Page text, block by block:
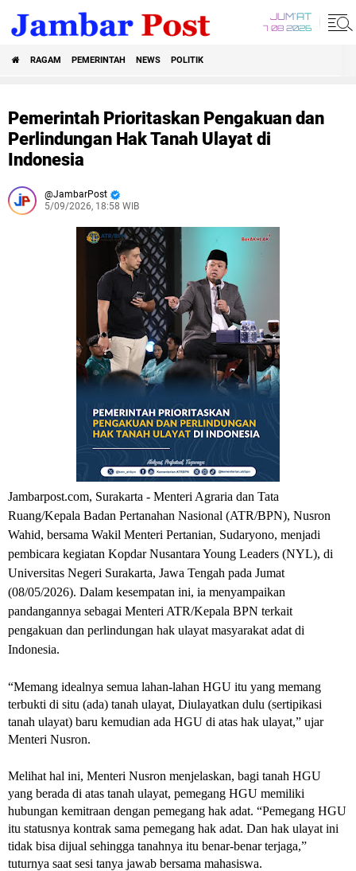
JUM'AT
7 08 2026
RAGAM PEMERINTAH NEWS POLITIK
Pemerintah Prioritaskan Pengakuan dan
Perlindungan Hak Tanah Ulayat di
Indonesia
JambarPost
5/09/2026, 18:58 WIB
Jambarpost.com, Surakarta - Menteri Agraria dan Tata
Ruang/Kepala Badan Pertanahan Nasional (ATR/BPN), Nusron
Wahid, bersama Wakil Menteri Pertanian, Sudaryono, menjadi
pembicara kegiatan Kopdar Nusantara Young Leaders (NYL), di
Universitas Negeri Surakarta, Jawa Tengah pada Jumat
(08/05/2026). Dalam kesempatan ini, ia menyampaikan
pandangannya sebagai Menteri ATR/Kepala BPN terkait
pengakuan dan perlindungan hak ulayat masyarakat adat di
Indonesia.
“Memang idealnya semua lahan-lahan HGU itu yang memang
terbukti di situ (ada) tanah ulayat, Diulayatkan dulu (sertipikasi
tanah ulayat) baru kemudian ada HGU di atas hak ulayat,” ujar
Menteri Nusron.
Melihat hal ini, Menteri Nusron menjelaskan, bagi tanah HGU
yang berada di atas tanah ulayat, pemegang HGU memiliki
hubungan kemitraan dengan pemegang hak adat. “Pemegang HGU
itu statusnya kontrak sama pemegang hak adat. Dan hak ulayat ini
tidak bisa dijual sehingga tanahnya itu benar-benar terjaga,”
tuturnya saat sesi tanya jawab bersama mahasiswa.